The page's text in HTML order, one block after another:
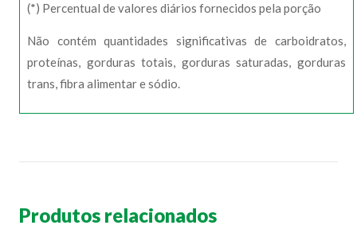
(*) Percentual de valores diários fornecidos pela porção
Não contém quantidades significativas de carboidratos,
proteínas, gorduras totais, gorduras saturadas, gorduras
trans, fibra alimentar e sódio.
Produtos relacionados